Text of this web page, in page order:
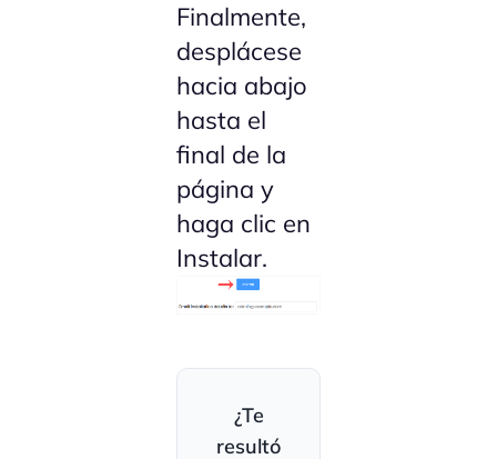
Finalmente,
desplácese
hacia abajo
hasta el
final de la
página y
haga clic en
Instalar.
¿Te
resultó